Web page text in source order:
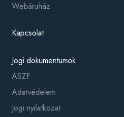
Webáruház
Kapcsolat
Jogi dokumentumok
ASZF
Adatvédelem
Jogi nyilatkozat